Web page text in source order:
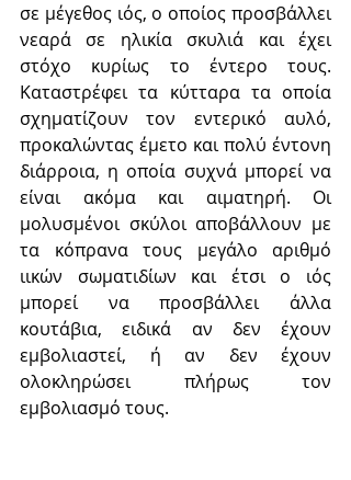
σε μέγεθος ιός, ο οποίος προσβάλλει
νεαρά σε ηλικία σκυλιά και έχει
στόχο κυρίως το έντερο τους.
Καταστρέφει τα κύτταρα τα οποία
σχηματίζουν τον εντερικό αυλό,
προκαλώντας έμετο και πολύ έντονη
διάρροια, η οποία συχνά μπορεί να
είναι ακόμα και αιματηρή. Οι
μολυσμένοι σκύλοι αποβάλλουν με
τα κόπρανα τους μεγάλο αριθμό
ιικών σωματιδίων και έτσι ο ιός
μπορεί να προσβάλλει άλλα
κουτάβια, ειδικά αν δεν έχουν
εμβολιαστεί, ή αν δεν έχουν
ολοκληρώσει πλήρως τον
εμβολιασμό τους.